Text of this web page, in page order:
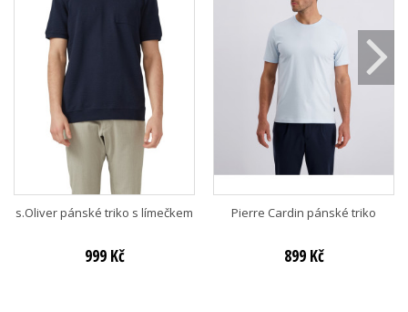
s.Oliver pánské triko s límečkem
999 Kč
Pierre Cardin pánské triko
899 Kč